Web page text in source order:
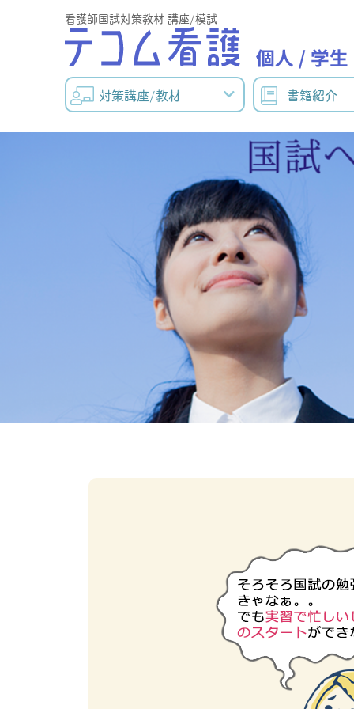
看護師国試対策教材 講座/模試
対策講座/教材 書籍紹介